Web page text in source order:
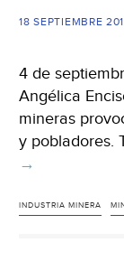
18 SEPTIEMBRE
4 de
Angélica
mineras
y pobladores.
Mineras
la
→
INDUSTRIA MINERA